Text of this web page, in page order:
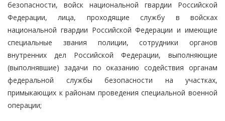
безопасности, войск национальной гвардии Российской
Федерации, лица, проходящие службу в войсках
национальной гвардии Российской Федерации и имеющие
специальные звания полиции, сотрудники органов
внутренних дел Российской Федерации, выполняющие
(выполнявшие) задачи по оказанию содействия органам
федеральной службы безопасности на участках,
примыкающих к районам проведения специальной военной
операции;